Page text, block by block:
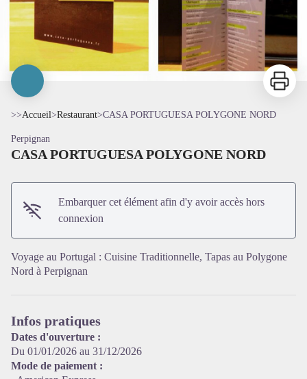
Voir l'image en plein écran
Imprimer
>>Accueil>Restaurant>CASA PORTUGUESA POLYGONE NORD
Perpignan
CASA PORTUGUESA POLYGONE NORD
Embarquer cet élément afin d'y avoir accès hors
connexion
Voyage au Portugal : Cuisine Traditionnelle, Tapas au Polygone
Nord à Perpignan
Infos pratiques
Dates d'ouverture :
Du 01/01/2026 au 31/12/2026
Mode de paiement :